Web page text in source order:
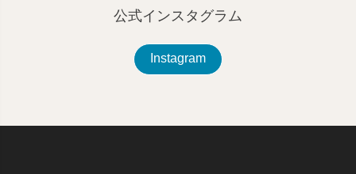
公式インスタグラム
Instagram